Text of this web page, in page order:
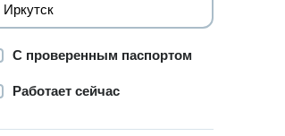
С проверенным паспортом
Работает сейчас